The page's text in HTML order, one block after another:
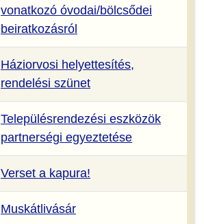
vonatkozó óvodai/bölcsődei
beiratkozásról
Háziorvosi helyettesítés,
rendelési szünet
Településrendezési eszközök
partnerségi egyeztetése
Verset a kapura!
Muskátlivásár